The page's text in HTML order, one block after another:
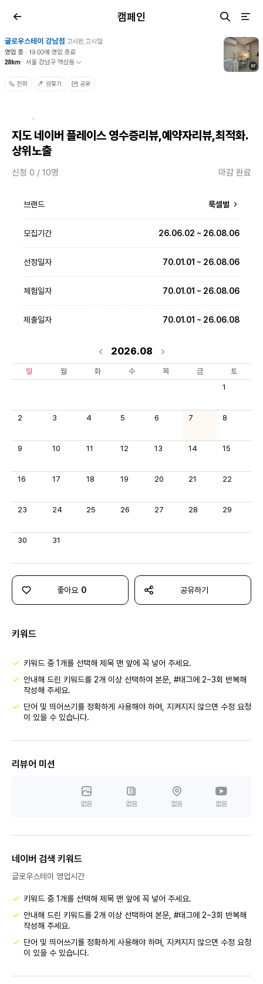
캠페인
·
지도 네이버 플레이스 영수증리뷰,예약자리뷰,최적화.
상위노출
신청 0 / 10명 마감 완료
브랜드 룩셀벌
모집기간 26.06.02 ~ 26.08.06
선정일자 70.01.01 ~ 26.08.06
체험일자 70.01.01 ~ 26.08.06
제출일자 70.01.01 ~ 26.06.08
2026.08
일 월 화 수 목 금
토
1
2 3 4 5 6 7 8
9 10 11 12 13 14 15
16 17 18 19 20 21 22
23 24 25 26 27 28 29
30 31
좋아요 0 공유하기
키워드
키워드 중 1개를 선택해 제목 맨 앞에 꼭 넣어 주세요.
안내해 드린 키워드를 2개 이상 선택하여 본문, #태그에 2~3회 반복해
작성해 주세요.
단어 및 띄어쓰기를 정확하게 사용해야 하며, 지켜지지 않으면 수정 요청
이 있을 수 있습니다.
리뷰어 미션
없음 없음 없음 없음
네이버 검색 키워드
글로우스테이 영업시간
키워드 중 1개를 선택해 제목 맨 앞에 꼭 넣어 주세요.
안내해 드린 키워드를 2개 이상 선택하여 본문, #태그에 2~3회 반복해
작성해 주세요.
단어 및 띄어쓰기를 정확하게 사용해야 하며, 지켜지지 않으면 수정 요청
이 있을 수 있습니다.